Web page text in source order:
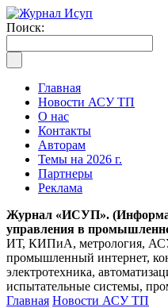
Поиск:
Главная
Новости АСУ ТП
О нас
Контакты
Авторам
Темы на 2026 г.
Партнеры
Реклама
Журнал «ИСУП».
управления в
ИТ, КИПиА, метрология,
промышленный интернет,
электротехника,
испытательные системы,
Главная Новости АСУ ТП